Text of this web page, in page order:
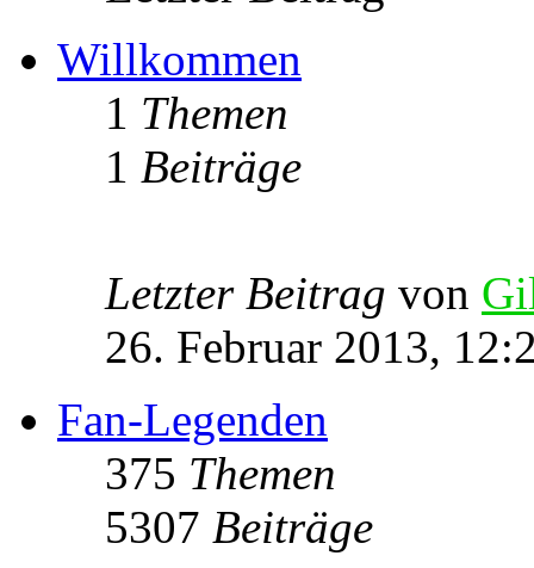
Willkommen
1 Themen
1 Beiträge
Letzter Beitrag von
26. Februar 2013,
Fan-Legenden
375 Themen
5307 Beiträge